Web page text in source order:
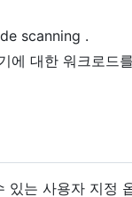
scanning .
에 대한 워크로드
있는 사용자 지정